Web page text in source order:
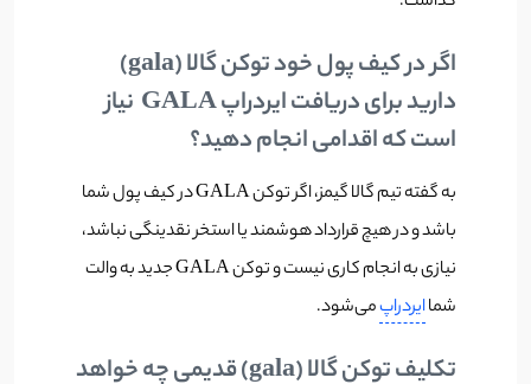
اگر در کیف پول خود توکن گالا (gala)
دارید برای دریافت ایردراپ GALA نیاز
است که اقدامی انجام دهید؟
به گفته تیم گالا گیمز، اگر توکن GALA در کیف پول شما
باشد و در هیچ قرارداد هوشمند یا استخر نقدینگی نباشد،
نیازی به انجام کاری نیست و توکن GALA جدید به والت
شماایردراپمی‌شود.
تکلیف توکن گالا (gala) قدیمی چه خواهد